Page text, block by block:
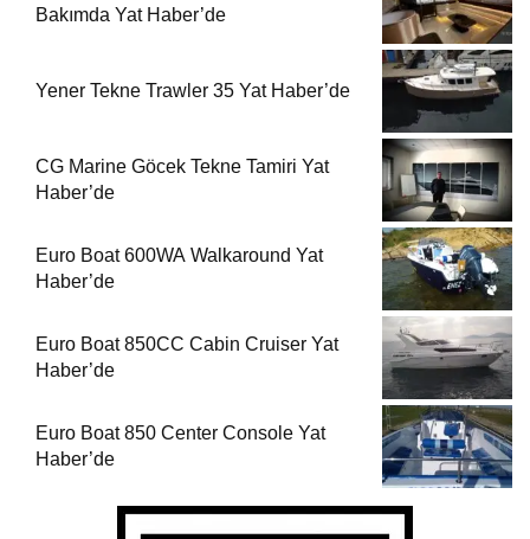
Bakımda Yat Haber’de
Yener Tekne Trawler 35 Yat Haber’de
CG Marine Göcek Tekne Tamiri Yat
Haber’de
Euro Boat 600WA Walkaround Yat
Haber’de
Euro Boat 850CC Cabin Cruiser Yat
Haber’de
Euro Boat 850 Center Console Yat
Haber’de